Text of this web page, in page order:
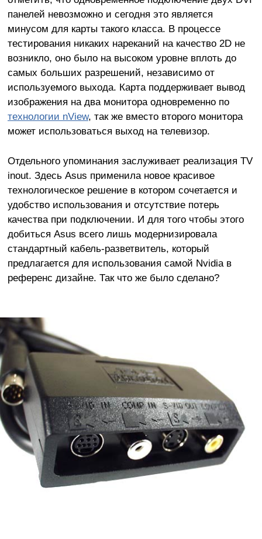
панелей невозможно и сегодня это является
минусом для карты такого класса. В процессе
тестирования никаких нареканий на качество 2D не
возникло, оно было на высоком уровне вплоть до
самых больших разрешений, независимо от
используемого выхода. Карта поддерживает вывод
изображения на два монитора одновременно по
технологии nView, так же вместо второго монитора
может использоваться выход на телевизор.
Отдельного упоминания заслуживает реализация TV
inout. Здесь Asus применила новое красивое
технологическое решение в котором сочетается и
удобство использования и отсутствие потерь
качества при подключении. И для того чтобы этого
добиться Asus всего лишь модернизировала
стандартный кабель-разветвитель, который
предлагается для использования самой Nvidia в
референс дизайне. Так что же было сделано?